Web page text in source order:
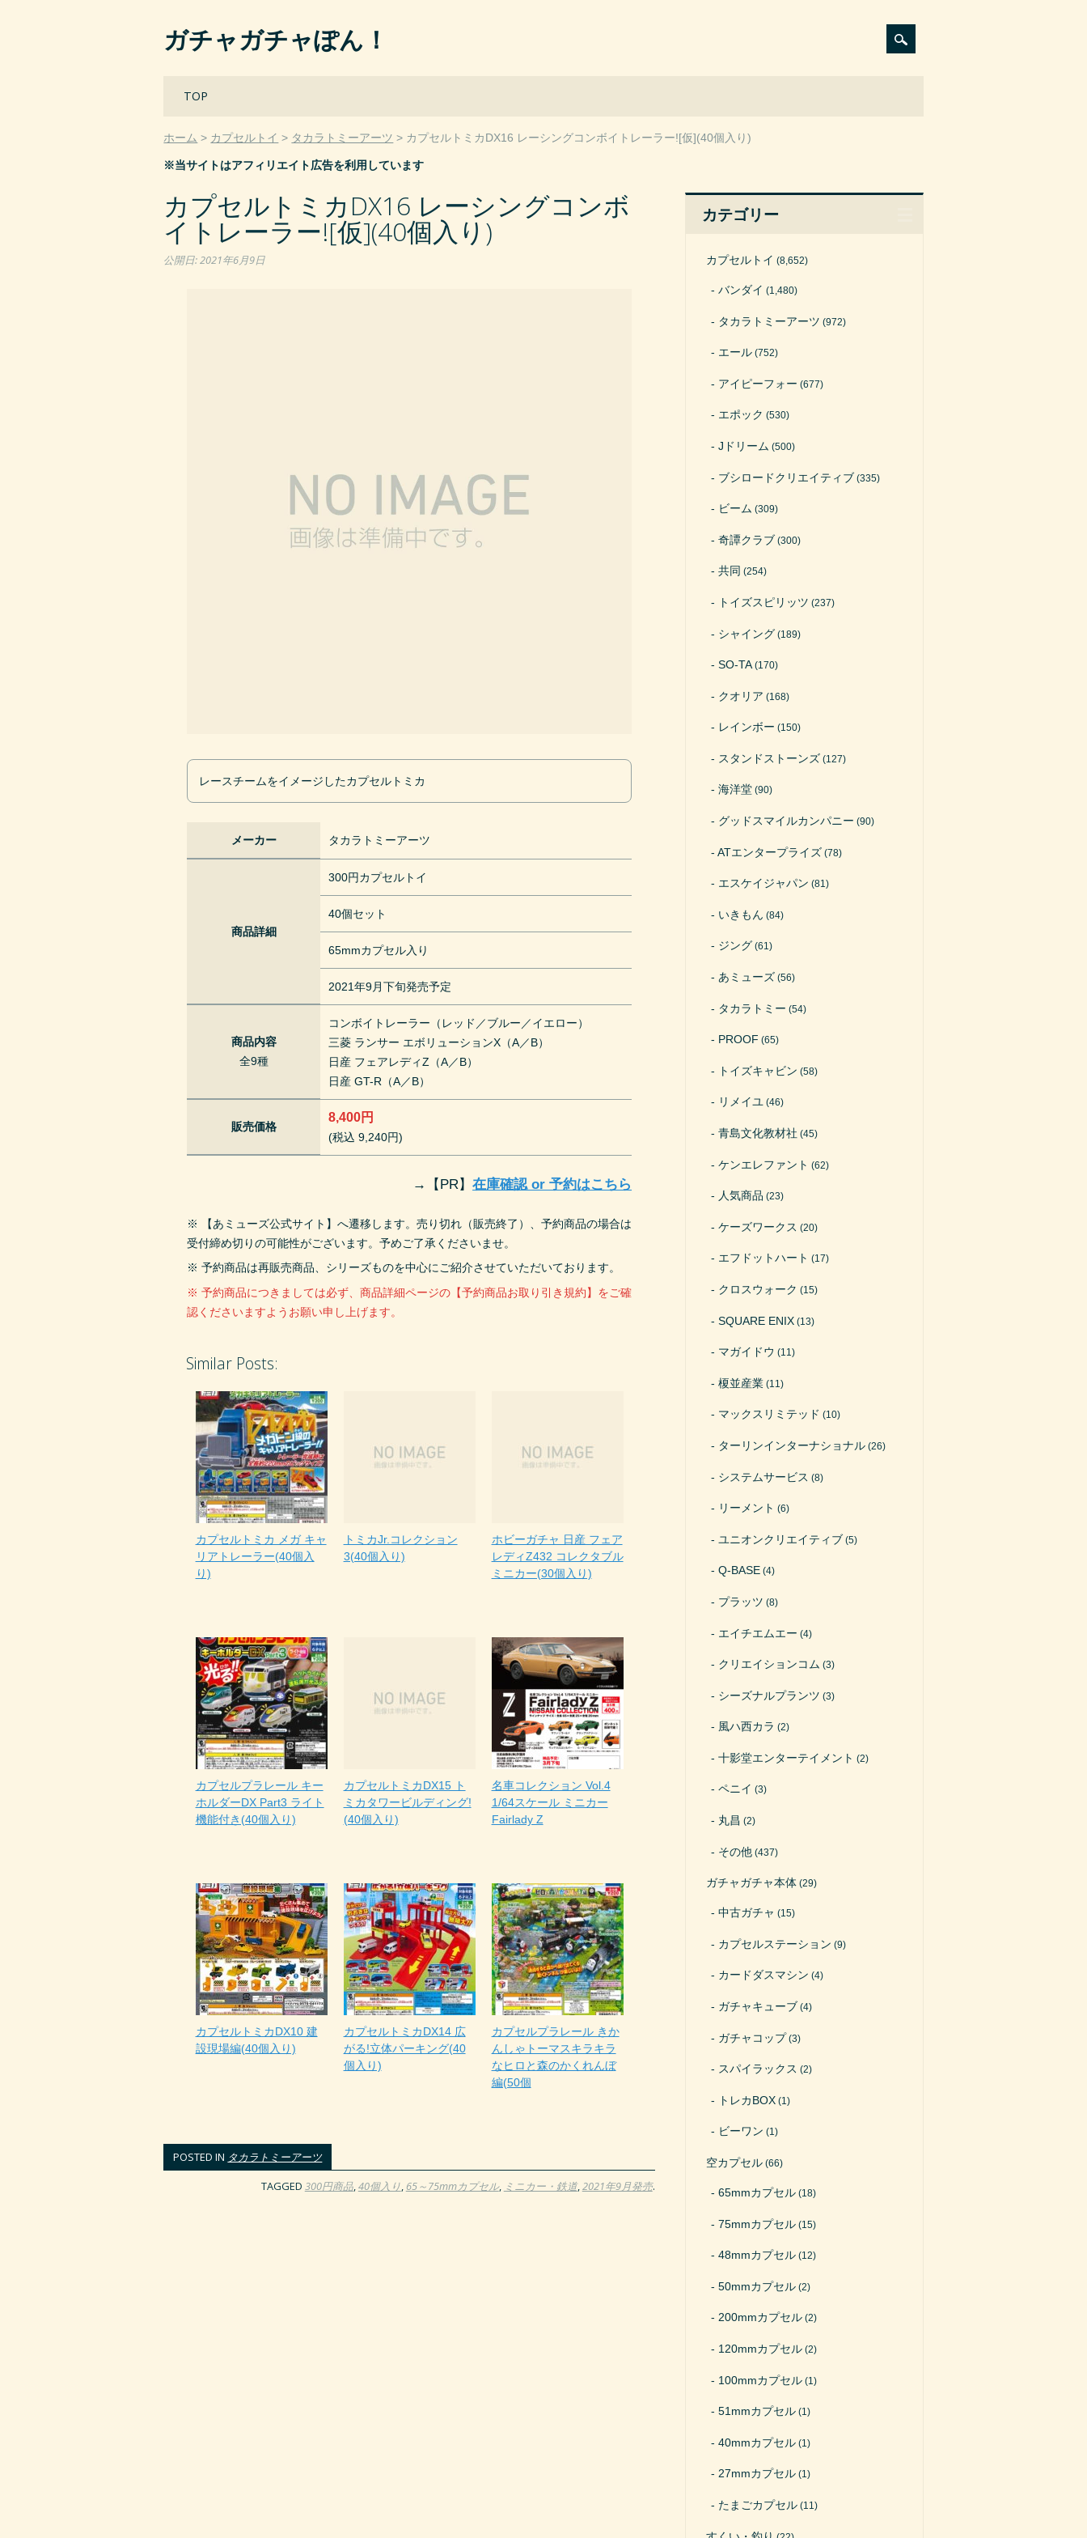
ガチャガチャぽん！
Main menu
TOP
ホーム カプセルトイ タカラトミーアーツ カプセルトミカDX16 レーシングコンボイトレーラー![仮](40個入り)
※当サイトはアフィリエイト広告を利用しています
カプセルトミカDX16 レーシングコンボ
イトレーラー![仮](40個入り)
公開日:2021年6月9日
レースチームをイメージしたカプセルトミカ
メーカー タカラトミーアーツ
商品詳細
300円カプセルトイ
40個セット
65mmカプセル入り
2021年9月下旬発売予定
商品内容
全9種
コンボイトレーラー（レッド／ブルー／イエロー）
三菱 ランサー エボリューションX（A／B）
日産 フェアレディZ（A／B）
日産 GT-R（A／B）
販売価格
8,400円
(税込 9,240円)
→ 【PR】在庫確認 or 予約はこちら
※ 【あミューズ公式サイト】へ遷移します。売り切れ（販売終了）、予約商品の場合は
受付締め切りの可能性がございます。予めご了承くださいませ。
※ 予約商品は再販売商品、シリーズものを中心にご紹介させていただいております。
※ 予約商品につきましては必ず、商品詳細ページの【予約商品お取り引き規約】をご確
認くださいますようお願い申し上げます。
Similar Posts:
カプセルトミカ メガ キャ
リアトレーラー(40個入
り)
トミカJr.コレクション
3(40個入り)
ホビーガチャ 日産 フェア
レディZ432 コレクタブル
ミニカー(30個入り)
カプセルプラレール キー
ホルダーDX Part3 ライト
機能付き(40個入り)
カプセルトミカDX15 ト
ミカタワービルディング!
(40個入り)
名車コレクション Vol.4
1/64スケール ミニカー
Fairlady Z
カプセルトミカDX10 建
設現場編(40個入り)
カプセルトミカDX14 広
がる!立体パーキング(40
個入り)
カプセルプラレール きか
んしゃトーマスキラキラ
なヒロと森のかくれんぼ
編(50個
POSTED IN タカラトミーアーツ
TAGGED 300円商品,40個入り, 65～75mmカプセル, ミニカー・鉄道,2021年9月発売.
カテゴリー
カプセルトイ (8,652)
バンダイ (1,480)
タカラトミーアーツ (972)
エール (752)
アイピーフォー (677)
エポック (530)
Jドリーム (500)
ブシロードクリエイティブ (335)
ビーム (309)
奇譚クラブ (300)
共同 (254)
トイズスピリッツ (237)
シャイング (189)
SO-TA(170)
クオリア (168)
レインボー (150)
スタンドストーンズ (127)
海洋堂 (90)
グッドスマイルカンパニー (90)
ATエンタープライズ (78)
エスケイジャパン (81)
いきもん (84)
ジング (61)
あミューズ (56)
タカラトミー (54)
PROOF (65)
トイズキャビン (58)
リメイユ (46)
青島文化教材社 (45)
ケンエレファント (62)
人気商品 (23)
ケーズワークス (20)
エフドットハート (17)
クロスウォーク (15)
SQUARE ENIX (13)
マガイドウ (11)
榎並産業 (11)
マックスリミテッド (10)
ターリンインターナショナル (26)
システムサービス (8)
リーメント (6)
ユニオンクリエイティブ (5)
Q-BASE (4)
プラッツ (8)
エイチエムエー (4)
クリエイションコム (3)
シーズナルプランツ (3)
風ハ西カラ (2)
十影堂エンターテイメント (2)
ペニイ (3)
丸昌 (2)
その他 (437)
ガチャガチャ本体 (29)
中古ガチャ (15)
カプセルステーション (9)
カードダスマシン (4)
ガチャキューブ (4)
ガチャコップ(3)
スパイラックス (2)
トレカBOX (1)
ビーワン (1)
空カプセル (66)
65mmカプセル (18)
75mmカプセル (15)
48mmカプセル (12)
50mmカプセル (2)
200mmカプセル (2)
120mmカプセル (2)
100mmカプセル (1)
51mmカプセル (1)
40mmカプセル (1)
27mmカプセル (1)
たまごカプセル (11)